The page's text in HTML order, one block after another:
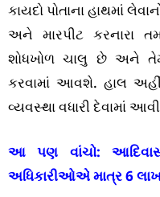
કાયદો પોતાના હાથમાં
અને મારપીટ કરનારા
શોધખોળ ચાલુ છે અને
કરવામાં આવશે. હાલ અહીં
વ્યવસ્થા વધારી દેવામાં
આ પણ વાંચો:
અધિકારીઓએ માત્ર 6